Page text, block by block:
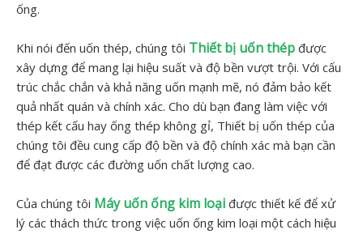
ống.
Khi nói đến uốn thép, chúng tôi Thiết bị uốn thép được
xây dựng để mang lại hiệu suất và độ bền vượt trội. Với cấu
trúc chắc chắn và khả năng uốn mạnh mẽ, nó đảm bảo kết
quả nhất quán và chính xác. Cho dù bạn đang làm việc với
thép kết cấu hay ống thép không gỉ, Thiết bị uốn thép của
chúng tôi đều cung cấp độ bền và độ chính xác mà bạn cần
để đạt được các đường uốn chất lượng cao.
Của chúng tôi Máy uốn ống kim loại được thiết kế để xử
lý các thách thức trong việc uốn ống kim loại một cách hiệu